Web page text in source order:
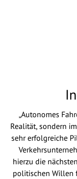
„Autonomes
Realität, sondern
sehr erfolgreiche
hierzu die
politischen Willen